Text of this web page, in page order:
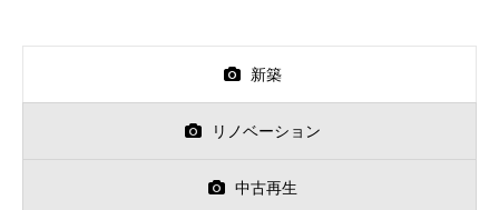
新築
リノベーション
中古再生